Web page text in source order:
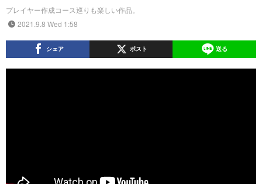
プレイヤー作成コース巡りも楽しい作品。
2021.9.8 Wed 1:58
シェア ポスト 送る